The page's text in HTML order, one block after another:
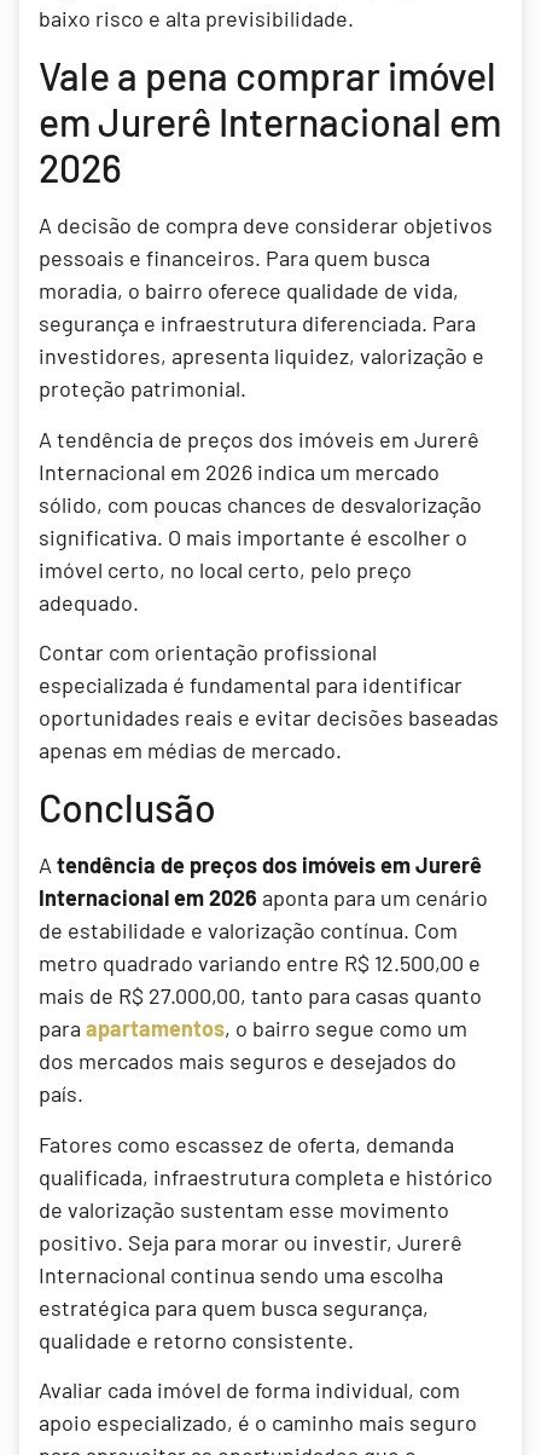
baixo risco e alta previsibilidade.
Vale a pena comprar imóvel
em Jurerê Internacional em
2026
A decisão de compra deve considerar objetivos
pessoais e financeiros. Para quem busca
moradia, o bairro oferece qualidade de vida,
segurança e infraestrutura diferenciada. Para
investidores, apresenta liquidez, valorização e
proteção patrimonial.
A tendência de preços dos imóveis em Jurerê
Internacional em 2026 indica um mercado
sólido, com poucas chances de desvalorização
significativa. O mais importante é escolher o
imóvel certo, no local certo, pelo preço
adequado.
Contar com orientação profissional
especializada é fundamental para identificar
oportunidades reais e evitar decisões baseadas
apenas em médias de mercado.
Conclusão
A tendência de preços dos imóveis em Jurerê
Internacional em 2026 aponta para um cenário
de estabilidade e valorização contínua. Com
metro quadrado variando entre R$ 12.500,00 e
mais de R$ 27.000,00, tanto para casas quanto
para apartamentos, o bairro segue como um
dos mercados mais seguros e desejados do
país.
Fatores como escassez de oferta, demanda
qualificada, infraestrutura completa e histórico
de valorização sustentam esse movimento
positivo. Seja para morar ou investir, Jurerê
Internacional continua sendo uma escolha
estratégica para quem busca segurança,
qualidade e retorno consistente.
Avaliar cada imóvel de forma individual, com
apoio especializado, é o caminho mais seguro